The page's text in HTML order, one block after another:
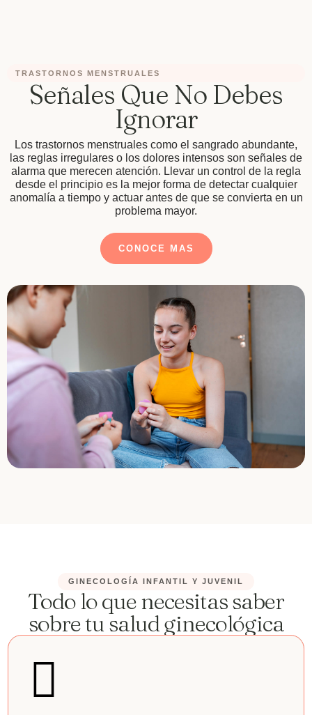
TRASTORNOS MENSTRUALES
Señales Que No Debes
Ignorar
Los trastornos menstruales como el sangrado abundante,
las reglas irregulares o los dolores intensos son señales de
alarma que merecen atención. Llevar un control de la regla
desde el principio es la mejor forma de detectar cualquier
anomalía a tiempo y actuar antes de que se convierta en un
problema mayor.
CONOCE MAS
GINECOLOGÍA INFANTIL Y JUVENIL
Todo lo que necesitas saber
sobre tu salud ginecológica